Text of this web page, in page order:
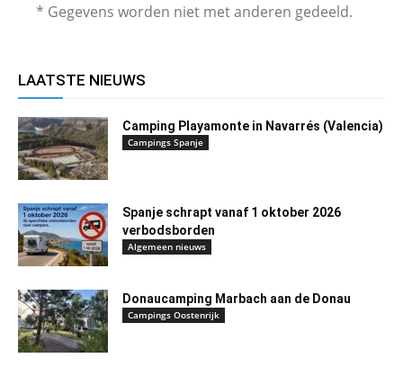
* Gegevens worden niet met anderen gedeeld.
LAATSTE NIEUWS
Camping Playamonte in Navarrés (Valencia)
Campings Spanje
Spanje schrapt vanaf 1 oktober 2026
verbodsborden
Algemeen nieuws
Donaucamping Marbach aan de Donau
Campings Oostenrijk